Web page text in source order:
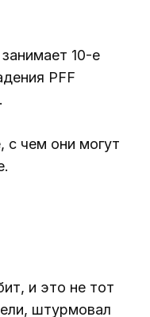
10-е
PFF
с чем они могут
и это не тот
штурмовал